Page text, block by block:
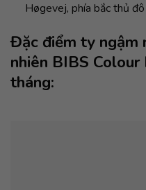
Høgevej, phía bắc thủ
Đặc điểm ty ngậm
nhiên BIBS
tháng: